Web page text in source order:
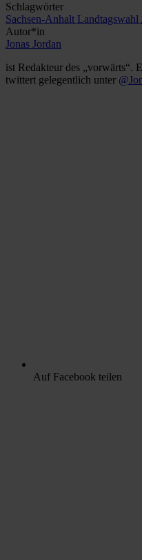
Schlagwörter
Sachsen-Anhalt Landtagswahl
Autor*in
Jonas Jordan
ist Redakteur des „vorwärts“.
twittert gelegentlich unter
Auf Facebook teilen